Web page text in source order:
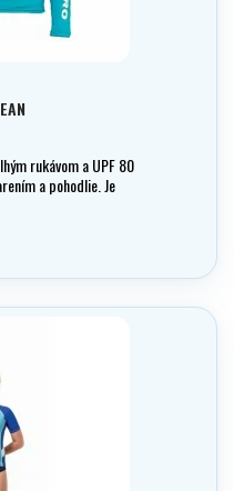
rukávom a UPF 80
a pohodlie. Je
ideálne na